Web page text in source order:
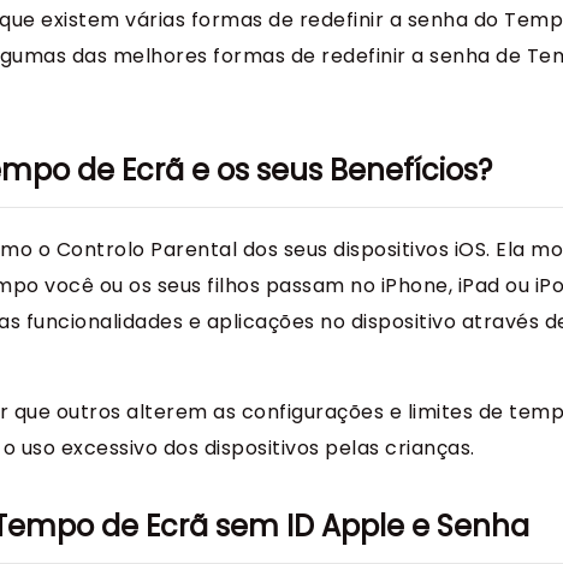
existem várias formas de redefinir a senha do
das melhores formas de redefinir a senha de
de Ecrã e os seus Benefícios?
o Controlo Parental dos seus dispositivos iOS. Ela
você ou os seus filhos passam no iPhone, iPad ou
funcionalidades e aplicações no dispositivo através
que outros alterem as configurações e limites de
excessivo dos dispositivos pelas crianças.
de Ecrã sem ID Apple e Senha